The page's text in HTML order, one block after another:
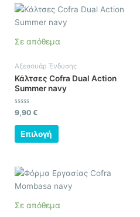
Σε απόθεμα
Αξεσουάρ Ένδυσης
Κάλτσες Cofra Dual Action
Summer navy
Βαθμολογήθηκε
με
0
από
9,90 €
Επιλογή
Αυτό
το
έχει
παραλλαγές.
Οι
να
του
προϊόντος
Σε απόθεμα
Αυτό
το
έχει